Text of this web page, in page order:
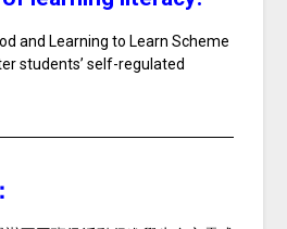
and Learning to Learn Scheme
students’ self-regulated